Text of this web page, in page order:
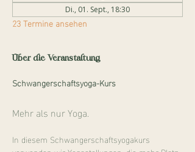
Di., 01. Sept., 18:30
23 Termine ansehen
Über die Veranstaltung
Schwangerschaftsyoga-Kurs
Mehr als nur Yoga.
In diesem Schwangerschaftsyogakurs